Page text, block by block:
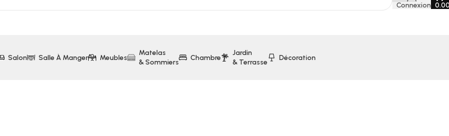
Connexion
Salon Salle À Manger Meubles
Matelas
& Sommiers
Chambre
Jardin
& Terrasse
Décoration